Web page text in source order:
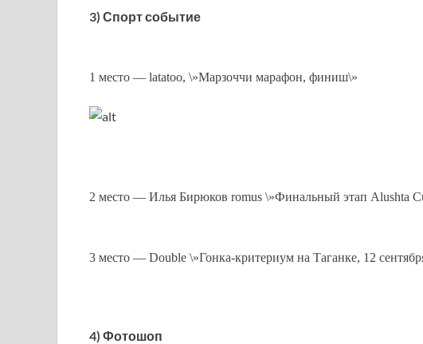
3) Спорт событие
1 место — latatoo, \»Марзоччи марафон, финиш\»
2 место — Илья Бирюков romus \»Финальный этап Alushta
3 место — Double \»Гонка-критериум на Таганке, 12
4) Фотошоп